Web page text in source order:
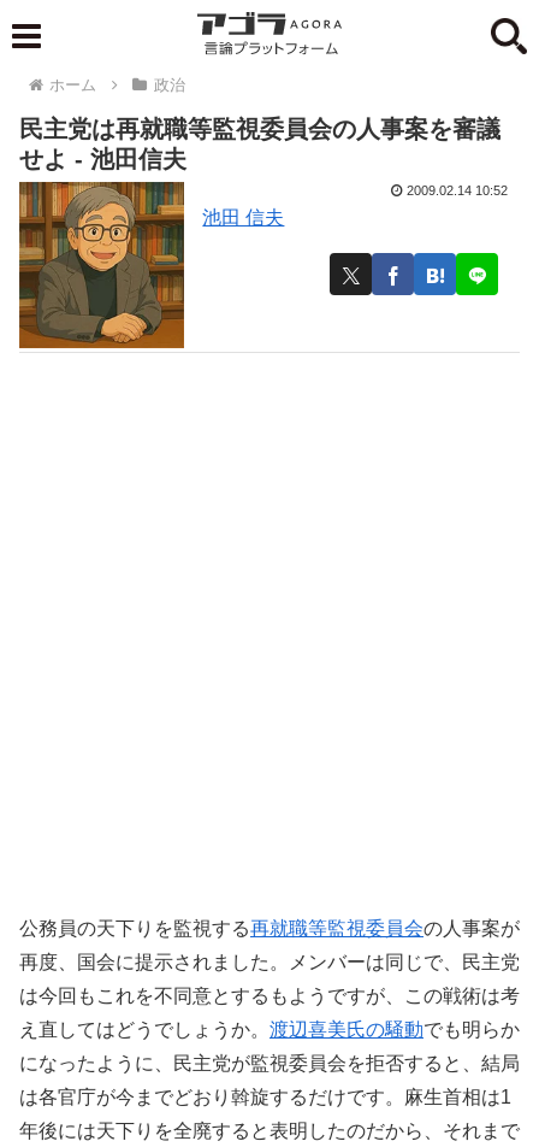
ホーム 政治
民主党は再就職等監視委員会の人事案を審議
せよ - 池田信夫
池田 信夫
2009.02.14 10:52
公務員の天下りを監視する再就職等監視委員会の人事案が
再度、国会に提示されました。メンバーは同じで、民主党
は今回もこれを不同意とするもようですが、この戦術は考
え直してはどうでしょうか。 渡辺喜美氏の騒動でも明らか
になったように、民主党が監視委員会を拒否すると、結局
は各官庁が今までどおり斡旋するだけです。麻生首相は1
年後には天下りを全廃すると表明したのだから、それまで